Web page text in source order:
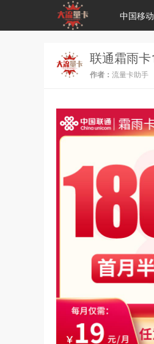
中国移动
作者： 流量卡助手